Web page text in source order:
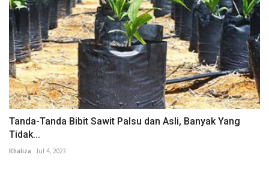
Tanda-Tanda Bibit Sawit Palsu dan Asli, Banyak Yang
Tidak...
Khaliza Jul 4, 2023